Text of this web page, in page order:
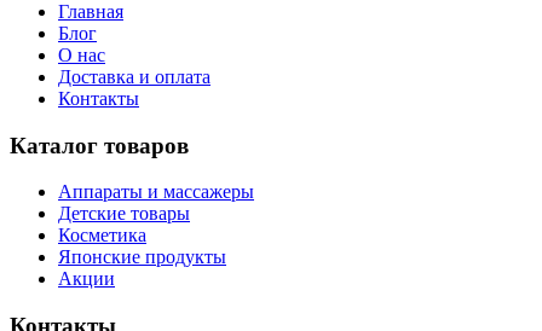
Главная
Блог
О нас
Доставка и оплата
Контакты
Каталог товаров
Аппараты и массажеры
Детские товары
Косметика
Японские продукты
Акции
Контакты